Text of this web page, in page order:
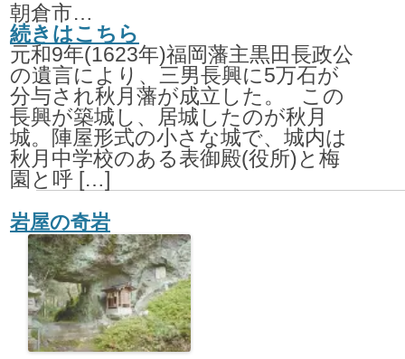
朝倉市秋月野鳥
続きはこちら
元和9年(1623年)福岡藩主黒田長政公
の遺言により、三男長興に5万石が
分与され秋月藩が成立した。 この
長興が築城し、居城したのが秋月
城。陣屋形式の小さな城で、城内は
秋月中学校のある表御殿(役所)と梅
園と呼 […]
岩屋の奇岩